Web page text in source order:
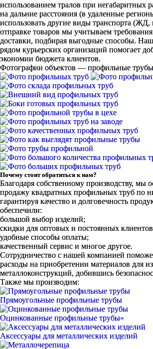
использованием тралов при негабаритных
на дальние расстояния (в удаленные
использовать другие виды транспорта
отправке товаров мы учитываем
доставки, подбирая выгодные способы.
рядом курьерских организаций помогает
экономии бюджета клиентов.
Фотографии объектов — профильные трубы
Почему стоит обратиться к нам?
Благодаря собственному производству, мы
продажу квадратных профильных труб по
гарантируя качество и долговечность
обеспечили:
большой выбор изделий;
скидки для оптовых и постоянных
удобные способы оплаты;
качественный сервис и многое другое.
Сотрудничество с нашей компанией
расходы на приобретении материалов для
металлоконструкций, добившись
Также мы производим:
Прямоугольные профильные трубы
Оцинкованные профильные трубы»
Аксессуары для металлических изделий